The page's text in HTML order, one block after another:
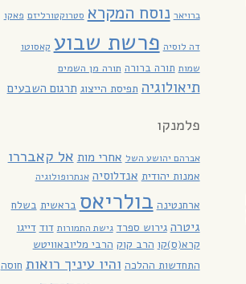
ברויאר נוסח המקרא סטרוקטורליזם פאקו
דה לוסיה פרשת שבוע קאסוטו
שמות תורה ברורה תורה מן השמים
תיאולוגיה תפיסת הייצוג תרגום השבעים
פלמנקו
אברהם יהושע השל אחרי מות אל קאבררו
אמנות יהודית אנדלוסיה אנתרופולוגיה
ארחנטינה בולריאס בראשית בשלח
גיטרה גירוש ספרד גישת התמורות דוד דייגו
קרא(ס)קו הרב קוק הרבי מליובאוויטש
התחדשות ההלכה והיו עיניך רואות חוסה